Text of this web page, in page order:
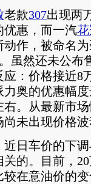
老款307出现两
优惠，而一汽
动作，被命名
虽然还未公布
：价格接近8
奥的优惠幅
右。从最新市
未出现价格
车价的下调
的。目前，
在意油价的